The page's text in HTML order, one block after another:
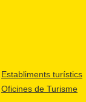
Establiments turístics
Oficines de Turisme